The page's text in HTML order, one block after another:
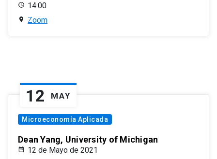
14:00
Zoom
12 MAY
Microeconomía Aplicada
Dean Yang, University of Michigan
12 de Mayo de 2021